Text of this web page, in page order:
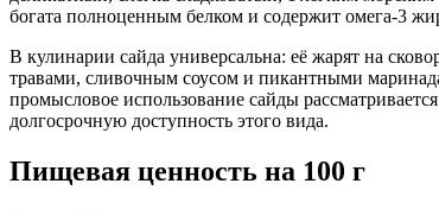
богата полноценным белком и содержит омега‑3
В кулинарии сайда универсальна: её жарят на
травами, сливочным соусом и пикантными
промысловое использование сайды
долгосрочную доступность этого вида.
Пищевая ценность на 100 г